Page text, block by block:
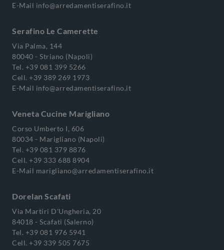
E-Mail info@arredamentiserafino.it
Serafino Le Camerette
Via Palma, 144
80040 - Striano (Napoli)
Tel. +39 081 399 5266
Cell. +39 389 269 1973
E-Mail info@arredamentiserafino.it
Veneta Cucine Marigliano
Corso Umberto I, 606
80034 - Marigliano (Napoli)
Tel. +39 081 379 8876
Cell. +39 333 688 8904
E-Mail marigliano@arredamentiserafino.it
Dorelan Scafati
Via Martiri D'Ungheria, 20
84018 - Scafati (Salerno)
Tel. +39 081 976 5941
Cell. +39 339 505 7675